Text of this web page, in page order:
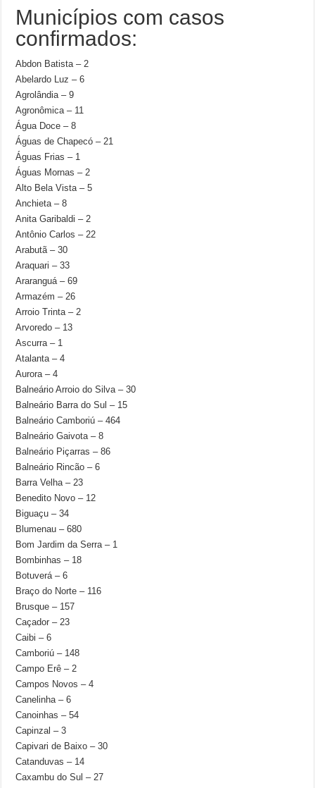
Municípios com casos
confirmados:
Abdon Batista – 2
Abelardo Luz – 6
Agrolândia – 9
Agronômica – 11
Água Doce – 8
Águas de Chapecó – 21
Águas Frias – 1
Águas Mornas – 2
Alto Bela Vista – 5
Anchieta – 8
Anita Garibaldi – 2
Antônio Carlos – 22
Arabutã – 30
Araquari – 33
Araranguá – 69
Armazém – 26
Arroio Trinta – 2
Arvoredo – 13
Ascurra – 1
Atalanta – 4
Aurora – 4
Balneário Arroio do Silva – 30
Balneário Barra do Sul – 15
Balneário Camboriú – 464
Balneário Gaivota – 8
Balneário Piçarras – 86
Balneário Rincão – 6
Barra Velha – 23
Benedito Novo – 12
Biguaçu – 34
Blumenau – 680
Bom Jardim da Serra – 1
Bombinhas – 18
Botuverá – 6
Braço do Norte – 116
Brusque – 157
Caçador – 23
Caibi – 6
Camboriú – 148
Campo Erê – 2
Campos Novos – 4
Canelinha – 6
Canoinhas – 54
Capinzal – 3
Capivari de Baixo – 30
Catanduvas – 14
Caxambu do Sul – 27